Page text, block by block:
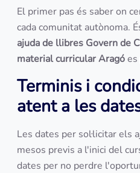
El primer pas és saber on
cada comunitat autònoma.
ajuda de llibres Govern de
material curricular Aragóes
Terminis i
atent a les
Les dates per sol·licitar
mesos previs a l'inici del
dates per no perdre